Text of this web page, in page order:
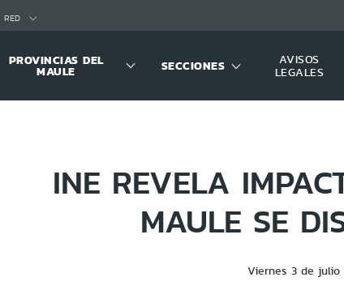
RED
PROVINCIAS DEL
MAULE SECCIONES
AVISOS
LEGALES
INE REVELA
MAULE SE
Viernes 3 de julio